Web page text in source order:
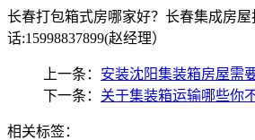
长春打包箱式房哪家好？长春集成房
话:15998837899(赵经理）
上一条： 安装沈阳集装箱房屋需
下一条： 关于集装箱运输哪些你
相关标签：